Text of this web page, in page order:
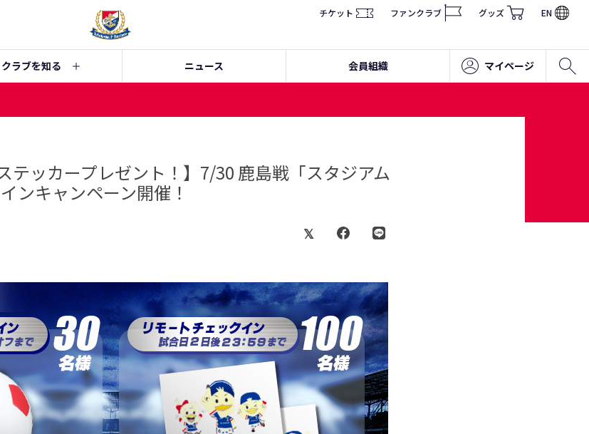
チケット ファンクラブ グッズ EN
クラブを知る ニュース 会員組織 マイページ
テッカープレゼント！】7/30 鹿島戦「スタジアム
ンキャンペーン開催！